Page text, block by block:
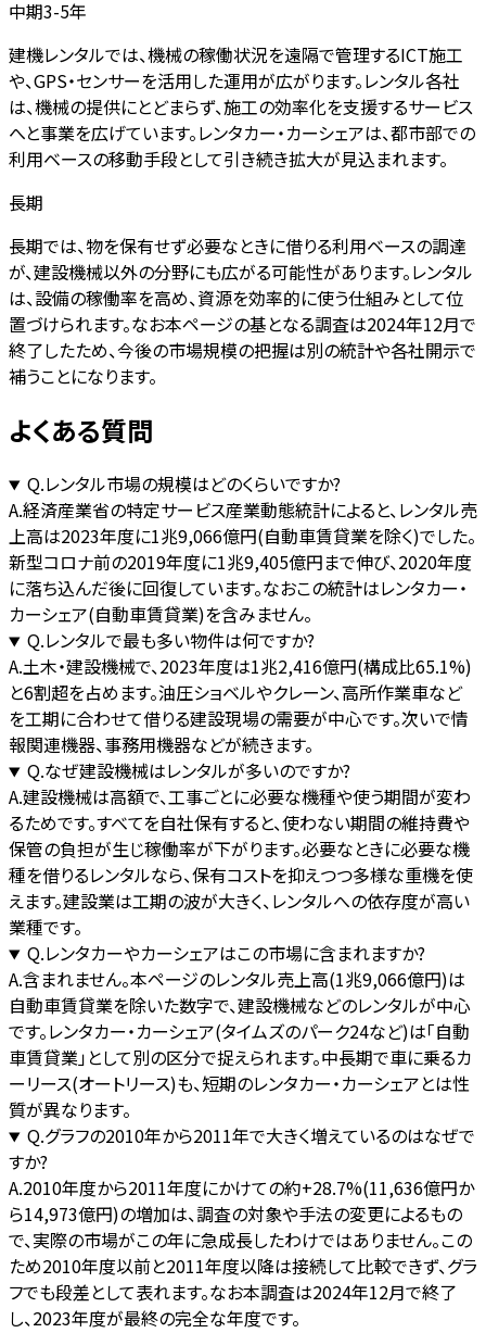
中期3-5年
建機レンタルでは、機械の稼働状況を遠隔で管理するICT施工
や、GPS・センサーを活用した運用が広がります。レンタル各社
は、機械の提供にとどまらず、施工の効率化を支援するサービス
へと事業を広げています。レンタカー・カーシェアは、都市部での
利用ベースの移動手段として引き続き拡大が見込まれます。
長期
長期では、物を保有せず必要なときに借りる利用ベースの調達
が、建設機械以外の分野にも広がる可能性があります。レンタル
は、設備の稼働率を高め、資源を効率的に使う仕組みとして位
置づけられます。なお本ページの基となる調査は2024年12月で
終了したため、今後の市場規模の把握は別の統計や各社開示で
補うことになります。
よくある質問
Q.レンタル市場の規模はどのくらいですか?
A.経済産業省の特定サービス産業動態統計によると、レンタル売
上高は2023年度に1兆9,066億円(自動車賃貸業を除く)でした。
新型コロナ前の2019年度に1兆9,405億円まで伸び、2020年度
に落ち込んだ後に回復しています。なおこの統計はレンタカー・
カーシェア(自動車賃貸業)を含みません。
Q.レンタルで最も多い物件は何ですか?
A.土木・建設機械で、2023年度は1兆2,416億円(構成比65.1%)
と6割超を占めます。油圧ショベルやクレーン、高所作業車など
を工期に合わせて借りる建設現場の需要が中心です。次いで情
報関連機器、事務用機器などが続きます。
Q.なぜ建設機械はレンタルが多いのですか?
A.建設機械は高額で、工事ごとに必要な機種や使う期間が変わ
るためです。すべてを自社保有すると、使わない期間の維持費や
保管の負担が生じ稼働率が下がります。必要なときに必要な機
種を借りるレンタルなら、保有コストを抑えつつ多様な重機を使
えます。建設業は工期の波が大きく、レンタルへの依存度が高い
業種です。
Q.レンタカーやカーシェアはこの市場に含まれますか?
A.含まれません。本ページのレンタル売上高(1兆9,066億円)は
自動車賃貸業を除いた数字で、建設機械などのレンタルが中心
です。レンタカー・カーシェア(タイムズのパーク24など)は「自動
車賃貸業」として別の区分で捉えられます。中長期で車に乗るカ
ーリース(オートリース)も、短期のレンタカー・カーシェアとは性
質が異なります。
Q.グラフの2010年から2011年で大きく増えているのはなぜで
すか?
A.2010年度から2011年度にかけての約+28.7%(11,636億円か
ら14,973億円)の増加は、調査の対象や手法の変更によるもの
で、実際の市場がこの年に急成長したわけではありません。この
ため2010年度以前と2011年度以降は接続して比較できず、グラ
フでも段差として表れます。なお本調査は2024年12月で終了
し、2023年度が最終の完全な年度です。